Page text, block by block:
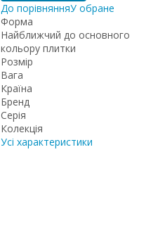
До порівнянняУ обране
Форма
Найближчий до основного
кольору плитки
Розмір
Вага
Країна
Бренд
Серія
Колекція
Усі характеристики